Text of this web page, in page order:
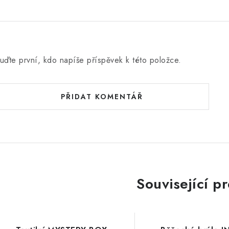
první, kdo napíše příspěvek k této položce.
PŘIDAT KOMENTÁŘ
Související